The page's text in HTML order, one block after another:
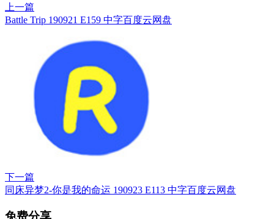
上一篇
Battle Trip 190921 E159 中字百度云网盘
下一篇
同床异梦2-你是我的命运 190923 E113 中字百度云网盘
免费分享